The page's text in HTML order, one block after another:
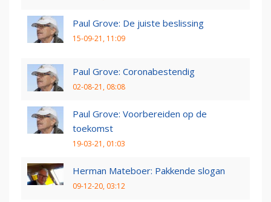
Paul Grove: De juiste beslissing
15-09-21, 11:09
Paul Grove: Coronabestendig
02-08-21, 08:08
Paul Grove: Voorbereiden op de
toekomst
19-03-21, 01:03
Herman Mateboer: Pakkende slogan
09-12-20, 03:12